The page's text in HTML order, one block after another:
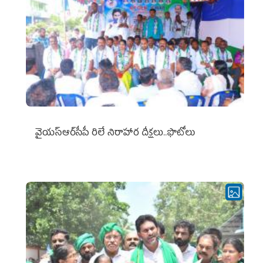
వైయ‌స్ఆర్‌సీపీ రిలే నిరాహార దీక్షలు..ఫొటోలు